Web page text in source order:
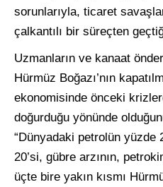
sorunlarıyla, ticaret
çalkantılı bir süreçten
Uzmanların ve kanaat
Hürmüz Boğazı’nın
ekonomisinde önceki
doğurduğu yönünde
“Dünyadaki petrolün yüzde
20’si, gübre arzının,
üçte bire yakın kısmı